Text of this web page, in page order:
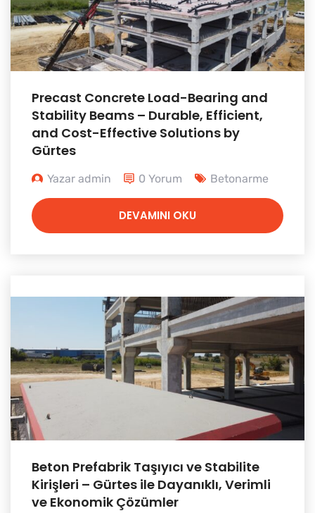
Precast Concrete Load-Bearing and
Stability Beams – Durable, Efficient,
and Cost-Effective Solutions by
Gürtes
Yazar admin 0 Yorum Betonarme
DEVAMINI OKU
Beton Prefabrik Taşıyıcı ve Stabilite
Kirişleri – Gürtes ile Dayanıklı, Verimli
ve Ekonomik Çözümler